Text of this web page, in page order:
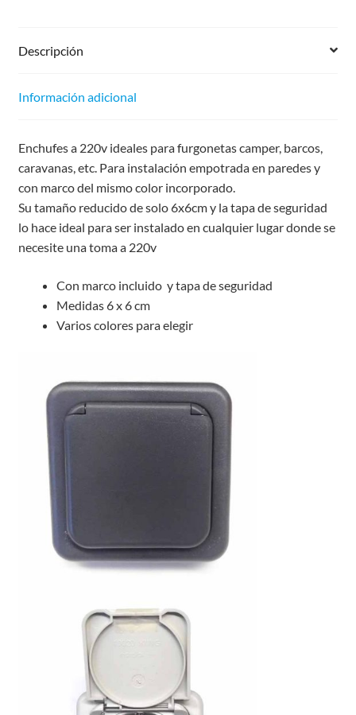
Descripción
Información adicional
Enchufes a 220v ideales para furgonetas camper, barcos,
caravanas, etc. Para instalación empotrada en paredes y
con marco del mismo color incorporado.
Su tamaño reducido de solo 6x6cm y la tapa de seguridad
lo hace ideal para ser instalado en cualquier lugar donde se
necesite una toma a 220v
Con marco incluido y tapa de seguridad
Medidas 6 x 6 cm
Varios colores para elegir